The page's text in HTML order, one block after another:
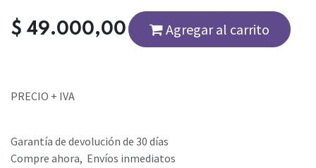
$ 49.000,00 Agregar al carrito
PRECIO + IVA
Garantía de devolución de 30 días
Compre ahora, Envíos inmediatos